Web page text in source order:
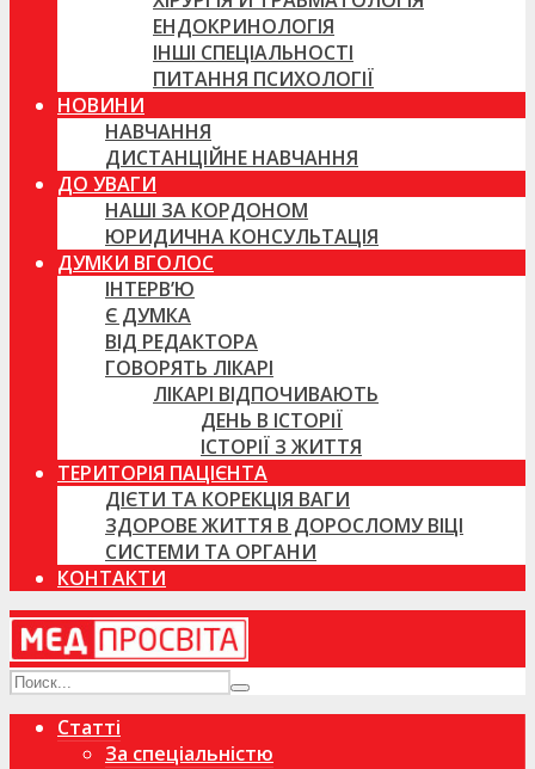
ЕНДОКРИНОЛОГІЯ
ІНШІ СПЕЦІАЛЬНОСТІ
ПИТАННЯ ПСИХОЛОГІЇ
НОВИНИ
НАВЧАННЯ
ДИСТАНЦІЙНЕ НАВЧАННЯ
ДО УВАГИ
НАШІ ЗА КОРДОНОМ
ЮРИДИЧНА КОНСУЛЬТАЦІЯ
ДУМКИ ВГОЛОС
ІНТЕРВ’Ю
Є ДУМКА
ВІД РЕДАКТОРА
ГОВОРЯТЬ ЛІКАРІ
ЛІКАРІ ВІДПОЧИВАЮТЬ
ДЕНЬ В ІСТОРІЇ
ІСТОРІЇ З ЖИТТЯ
ТЕРИТОРІЯ ПАЦІЄНТА
ДІЄТИ ТА КОРЕКЦІЯ ВАГИ
ЗДОРОВЕ ЖИТТЯ В ДОРОСЛОМУ ВІЦІ
СИСТЕМИ ТА ОРГАНИ
КОНТАКТИ
Статті
За спеціальністю